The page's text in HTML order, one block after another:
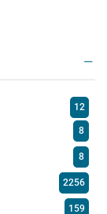
12
8
8
2256
159